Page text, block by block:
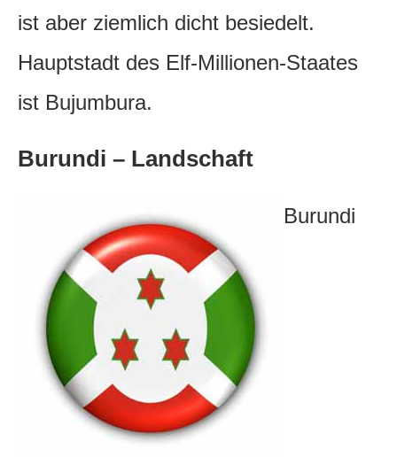
ist aber ziemlich dicht besiedelt.
Hauptstadt des Elf-Millionen-Staates
ist Bujumbura.
Burundi – Landschaft
Burundi